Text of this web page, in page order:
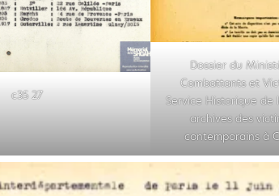
c35 27
Dossier du
Combattants et
Service Historique de
archives des
contemporains à